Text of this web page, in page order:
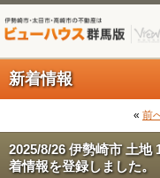
新着情報
« 前
2025/8/26 伊勢崎市 土地
着情報を登録しました。